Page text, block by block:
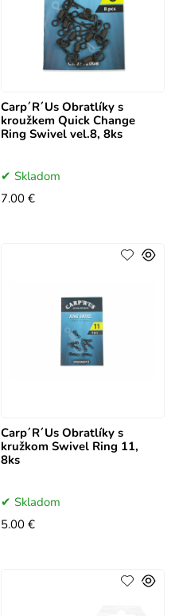
Carp´R´Us Obratlíky s
kroužkem Quick Change
Ring Swivel vel.8, 8ks
Skladom
7.00 €
Carp´R´Us Obratlíky s
kružkom Swivel Ring 11,
8ks
Skladom
5.00 €